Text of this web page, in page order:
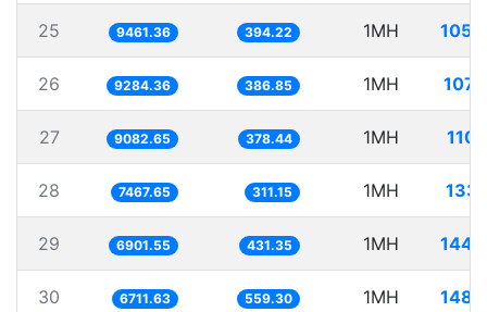
25 9461.36 394.22 1MH
26 9284.36 386.85 1MH
27 9082.65 378.44 1MH
28 7467.65 311.15 1MH
29 6901.55 431.35 1MH
30 6711.63 559.30 1MH